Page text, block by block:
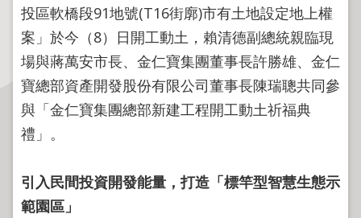
逕
為
分
割
圖
籍
成
供
應
投區軟橋段91地號(T16街廓)市有土地設定地上權
案」於今（8）日開工動土，賴清德副總統親臨現
場與蔣萬安市長、金仁寶集團董事長許勝雄、金仁
寶總部資產開發股份有限公司董事長陳瑞聰共同參
與「金仁寶集團總部新建工程開工動土祈福典
禮」。
引入民間投資開發能量，打造「標竿型智慧生態示
範園區」